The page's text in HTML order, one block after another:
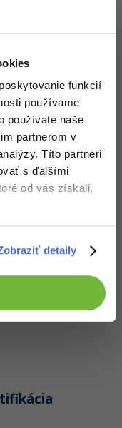
funkcií
používame
používate naše
partnerom v
Títo partneri
s ďalšími
od vás získali,
detaily
Pickery a
fotoaparát